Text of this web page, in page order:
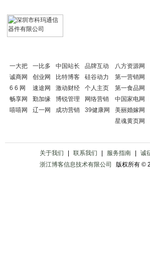
一大把 一比多 中国站长 品牌互动 八方资源网
诚商网
创业网 比特博客 硅谷动力 第一营销网
6 6 网
速途网 激动财经 个人主页 第一食品网
畅享网
勤加缘 博锐管理 网络营销 中国家电网
嘻嘻网
辽一网 成功营销 39健康网 美丽婚嫁网
星魂黄页网
关于我们 联系我们 服务指南 诚
浙江博客信息技术有限公司
版权所有 ©